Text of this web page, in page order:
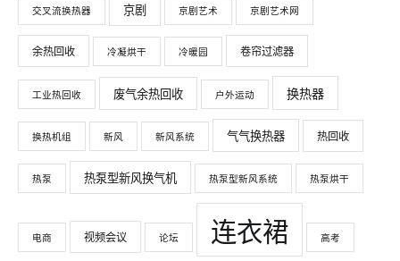
交叉流换热器 京剧 京剧艺术 京剧艺术网
余热回收 冷凝烘干 冷暖园 卷帘过滤器
工业热回收 废气余热回收 户外运动 换热器
换热机组 新风 新风系统 气气换热器 热回收
热泵 热泵型新风换气机 热泵型新风系统 热泵烘干
电商 视频会议 论坛 连衣裙 高考